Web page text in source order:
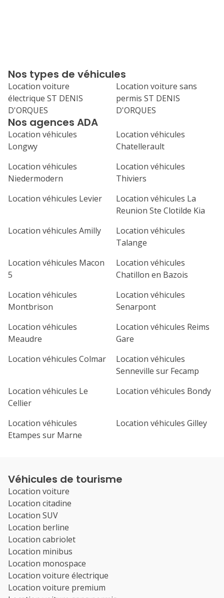
24 25 26
31
septembre 2026
lu ma me je
2 3
7 9 10
15 16 17
23 24 25
30
Nos agences ADA
Location véhicules
Longwy
Location véhicules
Chatellerault
Location véhicules
Niedermodern
Location véhicules
Thiviers
Location véhicules Levier
Location véhicules La
Reunion Ste Clotilde Kia
Location véhicules Amilly
Location véhicules
Talange
Location véhicules Macon
5
Location véhicules
Chatillon en Bazois
Location véhicules
Montbrison
Location véhicules
Senarpont
Location véhicules
Meaudre
Location véhicules Reims
Gare
Location véhicules Colmar
Location véhicules
Senneville sur Fecamp
Location véhicules Le
Cellier
Location véhicules Bondy
Location véhicules
Etampes sur Marne
Location véhicules Gilley
Nos types de véhicules
Location voiture
électrique ST DENIS
D'ORQUES
Location voiture sans
permis ST DENIS
D'ORQUES
Véhicules de tourisme
Location voiture
Location citadine
Location SUV
Location berline
Location cabriolet
Location minibus
Location monospace
Location voiture électrique
Location voiture premium